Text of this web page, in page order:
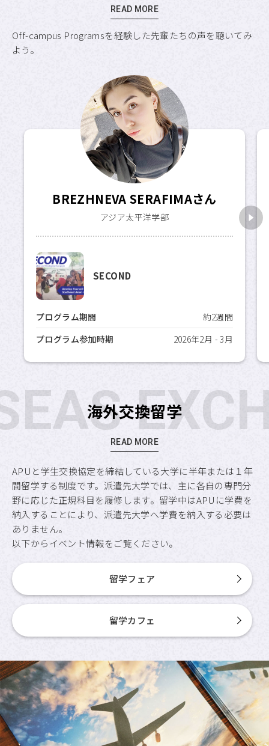
READ MORE
Off-campus Programsを経験した先輩たちの声を聴いてみ
よう。
BREZHNEVA SERAFIMAさん
アジア太平洋学部
SECOND
プログラム期間
約2週間
プログラム参加時期
2026年2月 - 3月
海外交換留学
READ MORE
APUと学生交換協定を締結している大学に半年または１年
間留学する制度です。派遣先大学では、主に各自の専門分
野に応じた正規科目を履修します。留学中はAPUに学費を
納入することにより、派遣先大学へ学費を納入する必要は
ありません。
以下からイベント情報をご覧ください。
留学フェア
留学カフェ